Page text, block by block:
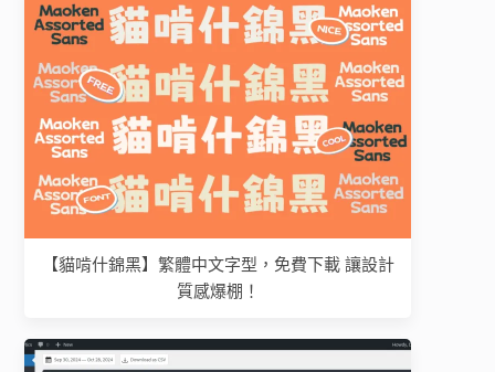
【貓啃什錦黑】繁體中文字型，免費下載 讓設計
質感爆棚！